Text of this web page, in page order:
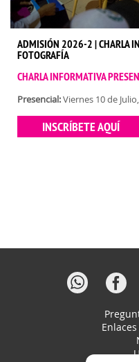
ADMISIÓN 2026-2 | CHARLA
FOTOGRAFÍA
CHARLA INFORMATIVA
Presencial:Viernes 10 de
INSCRÍBETE AQUÍ